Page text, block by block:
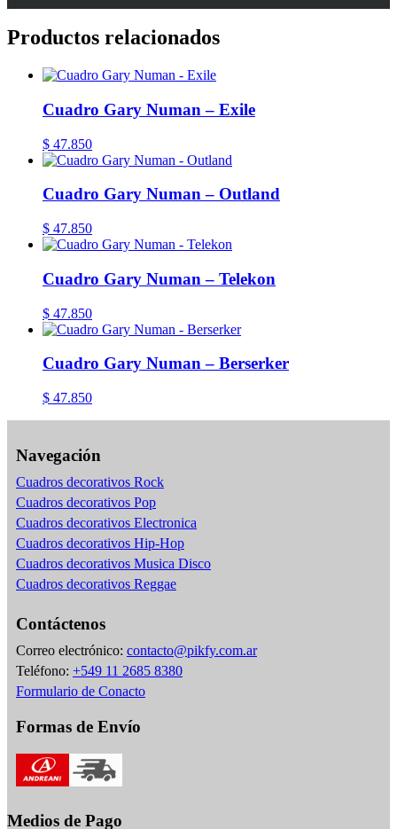
Productos relacionados
Cuadro Gary Numan – Exile
$ 47.850
Cuadro Gary Numan – Outland
$ 47.850
Cuadro Gary Numan – Telekon
$ 47.850
Cuadro Gary Numan – Berserker
$ 47.850
Navegación
Cuadros decorativos Rock
Cuadros decorativos Pop
Cuadros decorativos Electronica
Cuadros decorativos Hip-Hop
Cuadros decorativos Musica Disco
Cuadros decorativos Reggae
Contáctenos
Correo electrónico: contacto@pikfy.com.ar
Teléfono: +549 11 2685 8380
Formulario de Conacto
Formas de Envío
Medios de Pago